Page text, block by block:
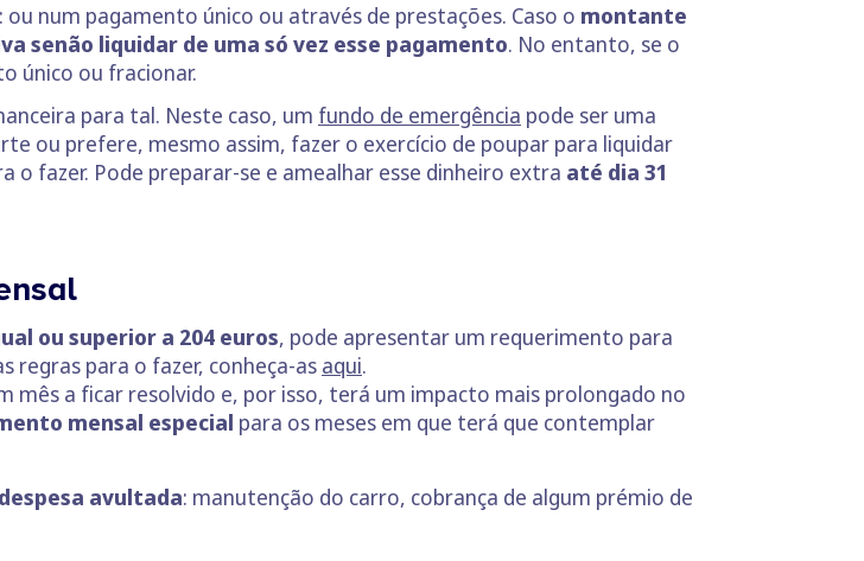
num pagamento único ou através de prestações. Caso o montante
senão liquidar de uma só vez esse pagamento. No entanto, se o
único ou fracionar.
para tal. Neste caso, um fundo de emergência pode ser uma
ou prefere, mesmo assim, fazer o exercício de poupar para liquidar
o fazer. Pode preparar-se e amealhar esse dinheiro extra até dia 31
ou superior a 204 euros, pode apresentar um requerimento para
regras para o fazer, conheça-as aqui.
a ficar resolvido e, por isso, terá um impacto mais prolongado no
mensal especial para os meses em que terá que contemplar
avultada: manutenção do carro, cobrança de algum prémio de